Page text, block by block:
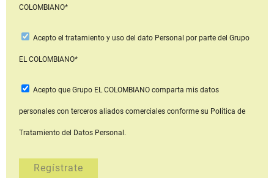
COLOMBIANO*
Acepto el tratamiento y uso del dato Personal por parte del Grupo
EL COLOMBIANO*
Acepto que Grupo EL COLOMBIANOcomparta mis datos
personales con terceros aliados comerciales conforme su Política de
Tratamiento del Datos Personal.